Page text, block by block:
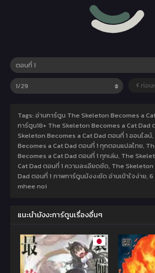
ก่อน
Tags: อ่านการ์ตูน The Skeleton Becomes a
การ์ตูน18+ The Skeleton Becomes a Cat Dad
Skeleton Becomes a Cat Dad ตอนที่ 1 ออนไล
Becomes a Cat Dad ตอนที่ 1 ทุกตอนแปลไทย,
Becomes a Cat Dad ตอนที่ 1 ทุกเล่ม, The
Cat Dad ตอนที่ 1 ความละเอียดชัด, The
Dad ตอนที่ 1 ภาพการ์ตูนมังงะชัด อ่านเข้าใจง่าย, 6
mhee noi
แนะนำมังงะการ์ตูนเรื่องอื่นๆ